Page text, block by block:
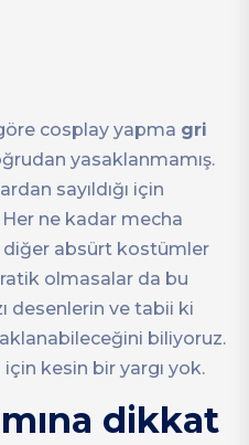
cosplay yapma gri
yasaklanmamış.
sayıldığı için
ne kadar mecha
absürt kostümler
olmasalar da bu
desenlerin ve tabii ki
biliyoruz.
kesin bir yargı yok.
dikkat